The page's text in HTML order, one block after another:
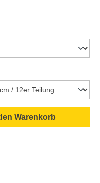
gewünschten
Warenkorb